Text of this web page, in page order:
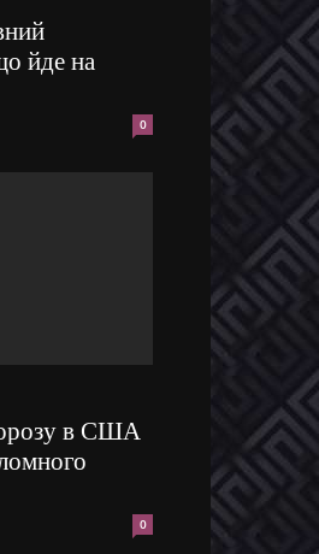
йде на
0
в США
0